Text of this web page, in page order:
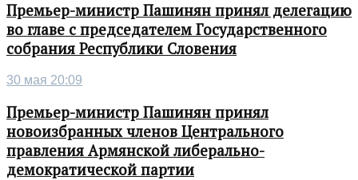
Премьер-министр Пашинян принял делегацию
во главе с председателем Государственного
собрания Республики Словения
30 мая 20:09
Премьер-министр Пашинян принял
новоизбранных членов Центрального
правления Армянской либерально-
демократической партии